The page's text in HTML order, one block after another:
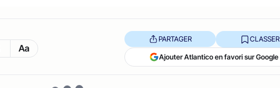
Aa
PARTAGER CLASSER
Ajouter Atlantico en favori sur Google